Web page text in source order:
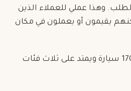
وهذا عملي للعملاء الذين
يقيمون أو يعملون في مكان
يتجاوز الأسطول حالياً 170 سيارة ويمتد على ثلاث فئات